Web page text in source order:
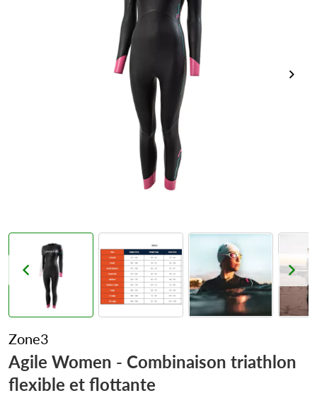
Zone3
Agile Women - Combinaison triathlon
flexible et flottante